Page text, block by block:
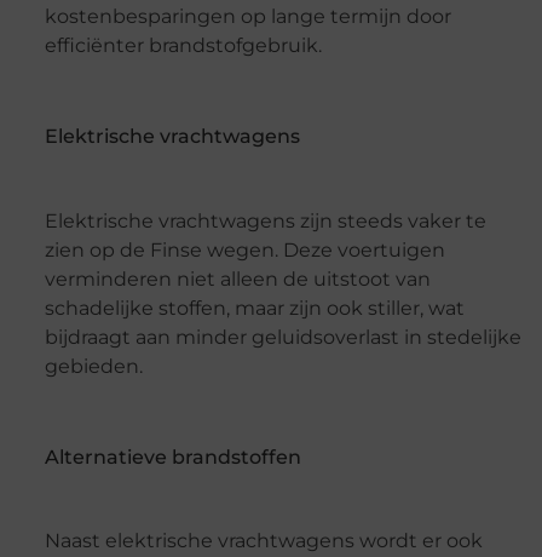
kostenbesparingen op lange termijn door
efficiënter brandstofgebruik.
Elektrische vrachtwagens
Elektrische vrachtwagens zijn steeds vaker te
zien op de Finse wegen. Deze voertuigen
verminderen niet alleen de uitstoot van
schadelijke stoffen, maar zijn ook stiller, wat
bijdraagt aan minder geluidsoverlast in stedelijke
gebieden.
Alternatieve brandstoffen
Naast elektrische vrachtwagens wordt er ook